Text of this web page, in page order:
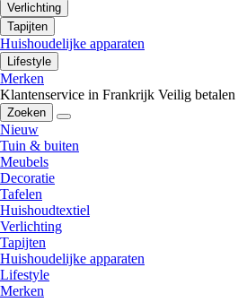
Verlichting
Tapijten
Huishoudelijke apparaten
Lifestyle
Merken
Klantenservice in Frankrijk Veilig betalen
Zoeken
Nieuw
Tuin & buiten
Meubels
Decoratie
Tafelen
Huishoudtextiel
Verlichting
Tapijten
Huishoudelijke apparaten
Lifestyle
Merken